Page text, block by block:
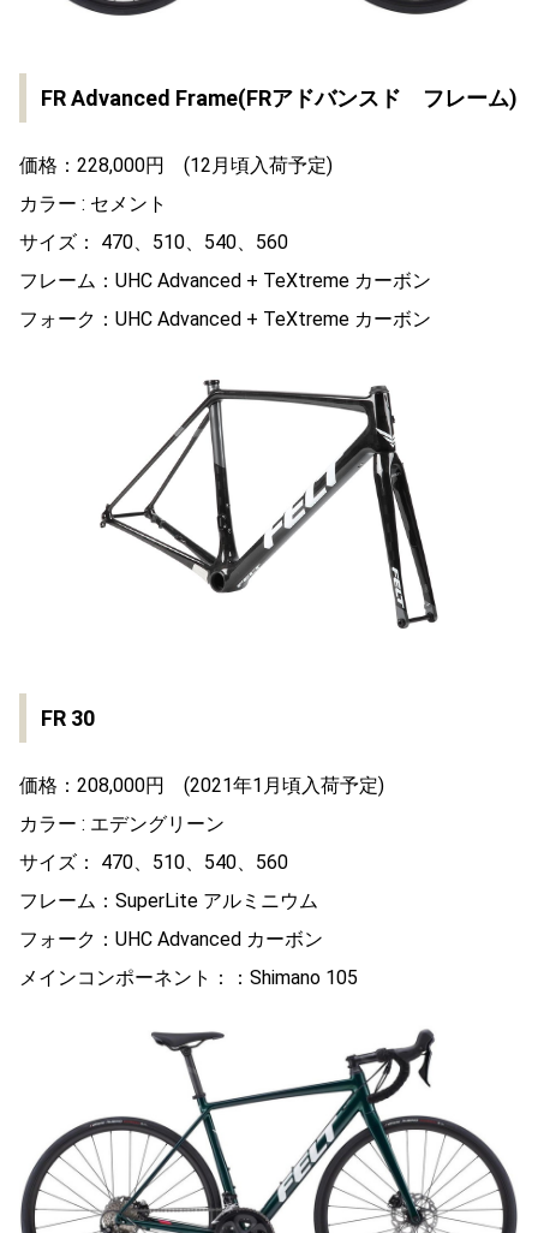
FR Advanced Frame(FRアドバンスド フレーム)
価格：228,000円 (12月頃入荷予定)
カラー : セメント
サイズ： 470、510、540、560
フレーム：UHC Advanced + TeXtreme カーボン
フォーク：UHC Advanced + TeXtreme カーボン
FR 30
価格：208,000円 (2021年1月頃入荷予定)
カラー : エデングリーン
サイズ： 470、510、540、560
フレーム：SuperLite アルミニウム
フォーク：UHC Advanced カーボン
メインコンポーネント：：Shimano 105